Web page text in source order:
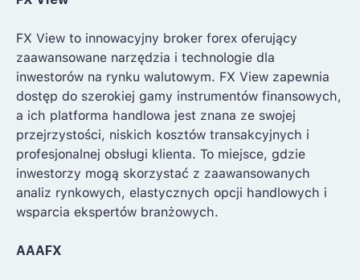
FX View to innowacyjny broker forex oferujący
zaawansowane narzędzia i technologie dla
inwestorów na rynku walutowym. FX View zapewnia
dostęp do szerokiej gamy instrumentów finansowych,
a ich platforma handlowa jest znana ze swojej
przejrzystości, niskich kosztów transakcyjnych i
profesjonalnej obsługi klienta. To miejsce, gdzie
inwestorzy mogą skorzystać z zaawansowanych
analiz rynkowych, elastycznych opcji handlowych i
wsparcia ekspertów branżowych.
AAAFX